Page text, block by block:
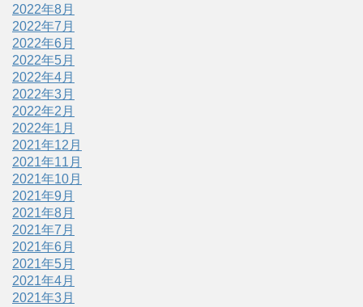
2022年8月
2022年7月
2022年6月
2022年5月
2022年4月
2022年3月
2022年2月
2022年1月
2021年12月
2021年11月
2021年10月
2021年9月
2021年8月
2021年7月
2021年6月
2021年5月
2021年4月
2021年3月